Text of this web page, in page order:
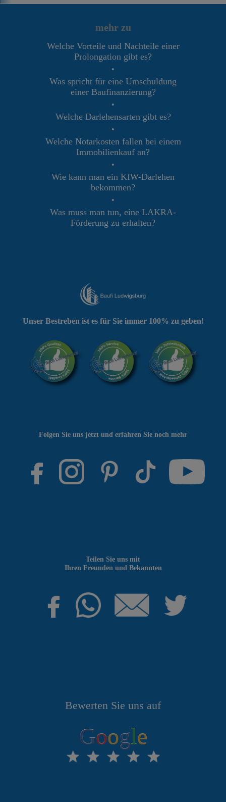
mehr zu
Welche Vorteile und Nachteile einer
Prolongation gibt es?
•
Was spricht für eine Umschuldung
einer Baufinanzierung?
•
Welche Darlehensarten gibt es?
•
Welche Notarkosten fallen bei einem
Immobilienkauf an?
•
Wie kann man ein KfW-Darlehen
bekommen?
•
Was muss man tun, eine LAKRA-
Förderung zu erhalten?
Bewerten Sie uns auf
Google
Teilen Sie uns mit
Ihren Freunden und Bekannten
Folgen Sie uns jetzt und erfahren Sie noch mehr
Unser Bestreben ist es für Sie immer 100% zu geben!